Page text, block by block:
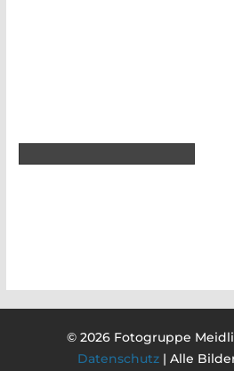
© 2026 Fotogruppe
Datenschutz| Alle